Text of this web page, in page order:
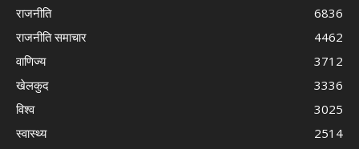
राजनीति
6836
राजनीति समाचार
4462
वाणिज्य
3712
खेलकुद
3336
विश्व
3025
स्वास्थ्य
2514